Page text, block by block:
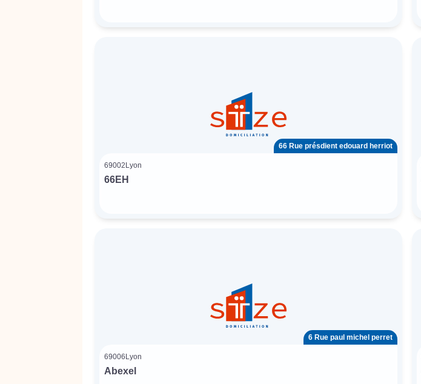
66 Rue présdient edouard herriot
69002 Lyon
66EH
6 Rue paul michel perret
69006 Lyon
Abexel